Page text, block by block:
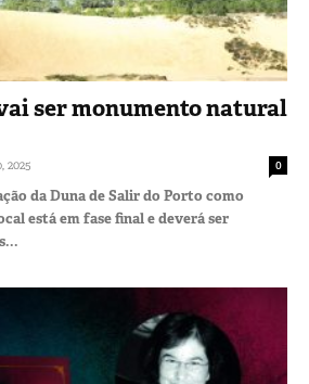
ser monumento natural
2025 0
da Duna de Salir do Porto como
está em fase final e deverá ser